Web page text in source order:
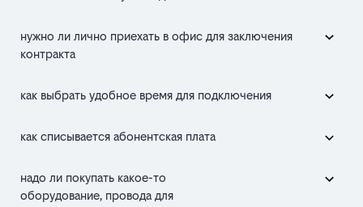
нужно ли лично приехать в офис для заключения
контракта
как выбрать удобное время для подключения
как списывается абонентская плата
надо ли покупать какое-то
оборудование, провода для